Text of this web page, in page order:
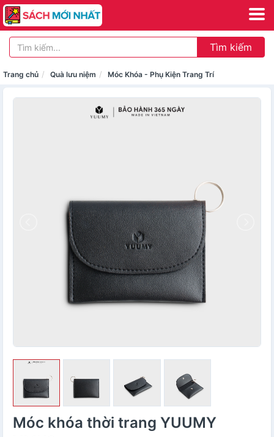
Tìm kiếm
Trang chủ Quà lưu niệm Móc Khóa - Phụ Kiện Trang Trí
Móc khóa thời trang YUUMY